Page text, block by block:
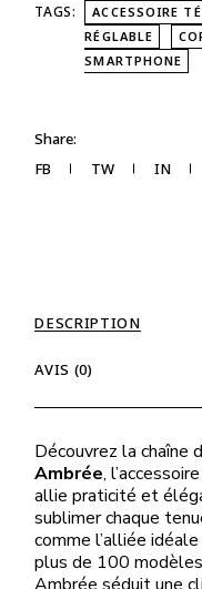
TAGS:
ACCESSOIRE
RÉGLABLE
SMARTPHONE
Share:
FB
TW IN
DESCRIPTION
AVIS (0)
Découvrez la chaîne
Ambrée,
allie praticité et
sublimer chaque
comme l’alliée
plus de 100